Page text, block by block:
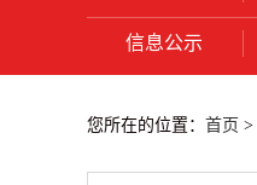
信息公示
您所在的位置： 首页 >